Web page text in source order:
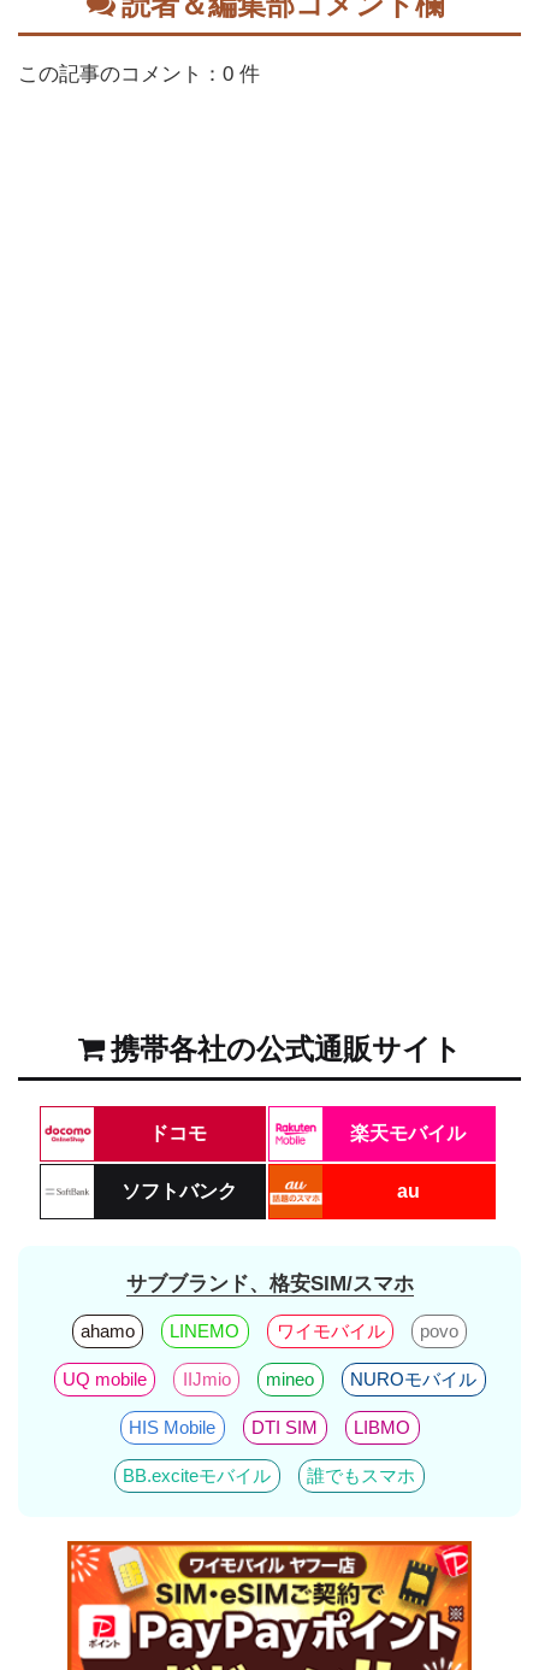
この記事のコメント：0 件
携帯各社の公式通販サイト
ドコモ 楽天モバイル
ソフトバンク au
サブブランド、格安SIM/スマホ
ahamo LINEMO ワイモバイル povo
UQ mobile IIJmio mineo NUROモバイル
HIS Mobile DTI SIM LIBMO
BB.exciteモバイル 誰でもスマホ